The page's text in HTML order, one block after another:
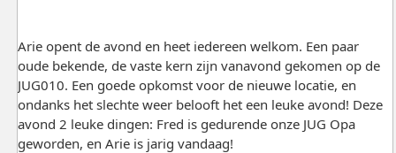
Arie opent de avond en heet iedereen welkom. Een paar
oude bekende, de vaste kern zijn vanavond gekomen op de
JUG010. Een goede opkomst voor de nieuwe locatie, en
ondanks het slechte weer belooft het een leuke avond! Deze
avond 2 leuke dingen: Fred is gedurende onze JUG Opa
geworden, en Arie is jarig vandaag!